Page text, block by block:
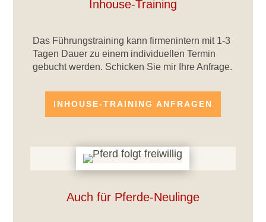
Inhouse-Training
Das Führungstraining kann firmenintern mit 1-3
Tagen Dauer zu einem individuellen Termin
gebucht werden. Schicken Sie mir Ihre Anfrage.
INHOUSE-TRAINING ANFRAGEN
Auch für Pferde-Neulinge